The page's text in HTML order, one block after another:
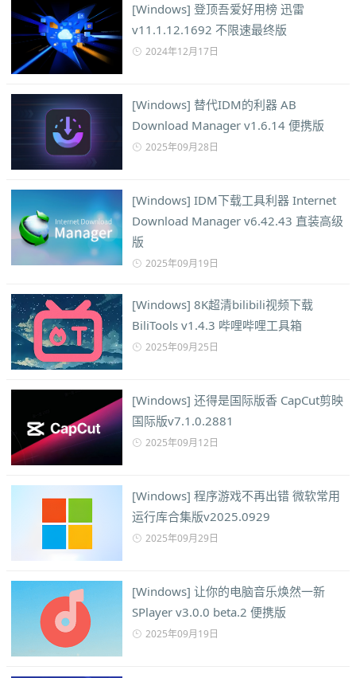
[Windows] 登顶吾爱好用榜 迅雷
v11.1.12.1692 不限速最终版
2024年12月17日
[Windows] 替代IDM的利器 AB
Download Manager v1.6.14 便携版
2025年09月28日
[Windows] IDM下载工具利器 Internet
Download Manager v6.42.43 直装高级
版
2025年09月19日
[Windows] 8K超清bilibili视频下载
BiliTools v1.4.3 哔哩哔哩工具箱
2025年09月25日
[Windows] 还得是国际版香 CapCut剪映
国际版v7.1.0.2881
2025年09月12日
[Windows] 程序游戏不再出错 微软常用
运行库合集版v2025.0929
2025年09月29日
[Windows] 让你的电脑音乐焕然一新
SPlayer v3.0.0 beta.2 便携版
2025年09月19日